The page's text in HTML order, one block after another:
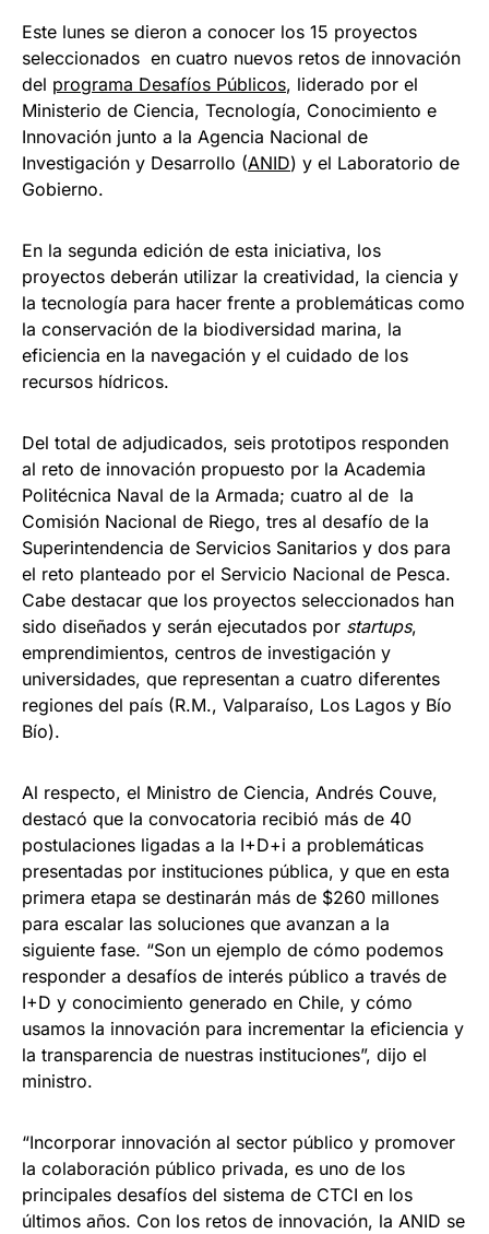
Este lunes se dieron a conocer los 15 proyectos
seleccionados en cuatro nuevos retos de innovación
del programa Desafíos Públicos, liderado por el
Ministerio de Ciencia, Tecnología, Conocimiento e
Innovación junto a la Agencia Nacional de
Investigación y Desarrollo (ANID) y el Laboratorio de
Gobierno.
En la segunda edición de esta iniciativa, los
proyectos deberán utilizar la creatividad, la ciencia y
la tecnología para hacer frente a problemáticas como
la conservación de la biodiversidad marina, la
eficiencia en la navegación y el cuidado de los
recursos hídricos.
Del total de adjudicados, seis prototipos responden
al reto de innovación propuesto por la Academia
Politécnica Naval de la Armada; cuatro al de la
Comisión Nacional de Riego, tres al desafío de la
Superintendencia de Servicios Sanitarios y dos para
el reto planteado por el Servicio Nacional de Pesca.
Cabe destacar que los proyectos seleccionados han
sido diseñados y serán ejecutados por startups,
emprendimientos, centros de investigación y
universidades, que representan a cuatro diferentes
regiones del país (R.M., Valparaíso, Los Lagos y Bío
Bío).
Al respecto, el Ministro de Ciencia, Andrés Couve,
destacó que la convocatoria recibió más de 40
postulaciones ligadas a la I+D+i a problemáticas
presentadas por instituciones pública, y que en esta
primera etapa se destinarán más de $260 millones
para escalar las soluciones que avanzan a la
siguiente fase. “Son un ejemplo de cómo podemos
responder a desafíos de interés público a través de
I+D y conocimiento generado en Chile, y cómo
usamos la innovación para incrementar la eficiencia y
la transparencia de nuestras instituciones”, dijo el
ministro.
“Incorporar innovación al sector público y promover
la colaboración público privada, es uno de los
principales desafíos del sistema de CTCI en los
últimos años. Con los retos de innovación, la ANID se